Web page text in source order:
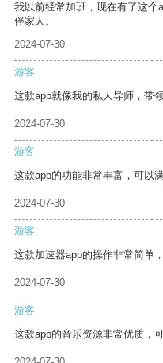
我以前经常加班，现在有了这
伴家人。
2024-07-30
游客
这款app就像我的私人导师，带
2024-07-30
游客
这款app的功能非常丰富，可以
2024-07-30
游客
这款加速器app的操作非常简单
2024-07-30
游客
这款app的音乐资源非常优质，